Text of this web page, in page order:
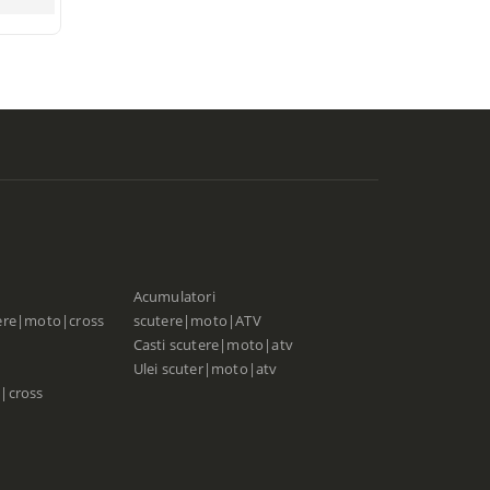
Acumulatori
scutere|moto|ATV
Casti scutere|moto|atv
Ulei scuter|moto|atv